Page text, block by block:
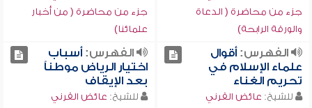
جزء من محاضرة ( الدعاة
والورقة الرابحة)
جزء من محاضرة ( من أخبار
علمائنا)
الفهرس:أقوال
علماء الإسلام في
تحريم الغناء
للشيخ: عائض القرني
الفهرس:أسباب
اختيار الرياض موطناً
بعد الإيقاف
للشيخ: عائض القرني